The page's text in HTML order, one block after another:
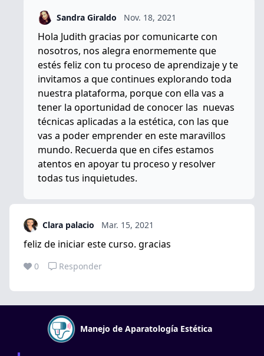
Sandra Giraldo Nov. 18, 2021
Hola Judith gracias por comunicarte con
nosotros, nos alegra enormemente que
estés feliz con tu proceso de aprendizaje y te
invitamos a que continues explorando toda
nuestra plataforma, porque con ella vas a
tener la oportunidad de conocer las nuevas
técnicas aplicadas a la estética, con las que
vas a poder emprender en este maravillos
mundo. Recuerda que en cifes estamos
atentos en apoyar tu proceso y resolver
todas tus inquietudes.
Clara palacio Mar. 15, 2021
feliz de iniciar este curso. gracias
0 Responder
Manejo de Aparatología Estética